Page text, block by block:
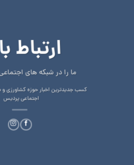
ارتباط
ما را در شبکه های
کسب جدیدترین اخبار حوزه کشاورزی
اجتماعی پردیس